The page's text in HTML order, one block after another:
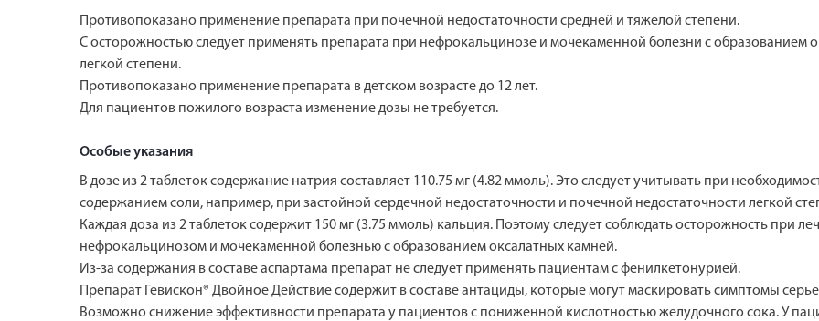
Противопоказано применение препарата при почечной недостаточности средней и тяжелой степени.
С осторожностью следует применять препарата при нефрокальцинозе и мочекаменной болезни с образованием
легкой степени.
Противопоказано применение препарата в детском возрасте до 12 лет.
Для пациентов пожилого возраста изменение дозы не требуется.
Особые указания
В дозе из 2 таблеток содержание натрия составляет 110.75 мг (4.82 ммоль). Это следует учитывать при
содержанием соли, например, при застойной сердечной недостаточности и почечной недостаточности легкой
Каждая доза из 2 таблеток содержит 150 мг (3.75 ммоль) кальция. Поэтому следует соблюдать осторожность при
нефрокальцинозом и мочекаменной болезнью с образованием оксалатных камней.
Из-за содержания в составе аспартама препарат не следует применять пациентам с фенилкетонурией.
Препарат Гевискон® Двойное Действие содержит в составе антациды, которые могут маскировать симптомы
Возможно снижение эффективности препарата у пациентов с пониженной кислотностью желудочного сока. У